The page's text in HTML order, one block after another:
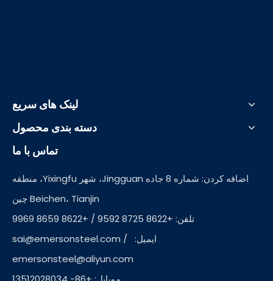
لینک های سریع
دسته بندی محصول
تماس با ما
اضافه کردن: شماره 8 جاده Jingguan، شهر Yixingfu، منطقه
Beichen، Tianjin چین
تلفن: +8622 8725 9592 / +8622 8659 9969
ایمیل:
sai@emersonsteel.com /
emersonsteel@aliyun.com